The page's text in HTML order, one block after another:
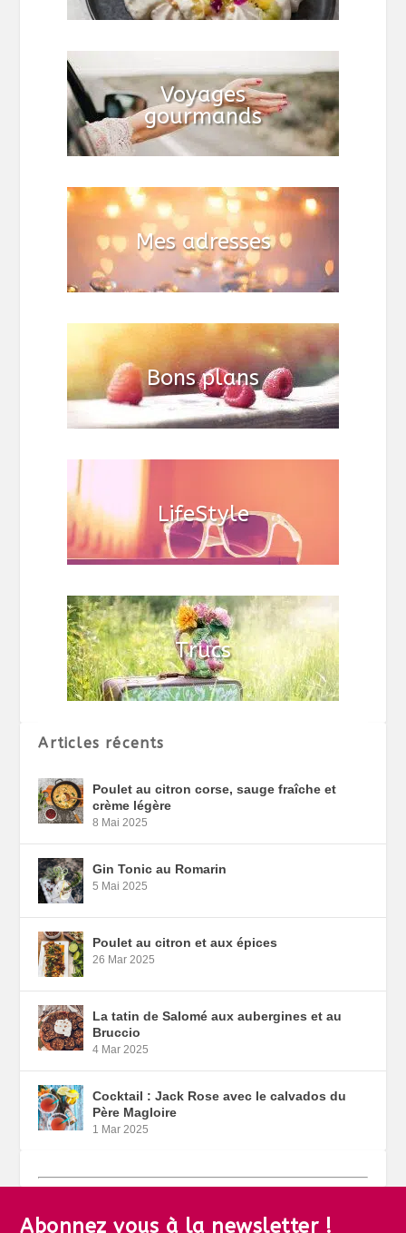
Articles récents
Poulet au citron corse, sauge fraîche et
crème légère
8 Mai 2025
Gin Tonic au Romarin
5 Mai 2025
Poulet au citron et aux épices
26 Mar 2025
La tatin de Salomé aux aubergines et au
Bruccio
4 Mar 2025
Cocktail : Jack Rose avec le calvados du
Père Magloire
1 Mar 2025
Abonnez vous à la newsletter !